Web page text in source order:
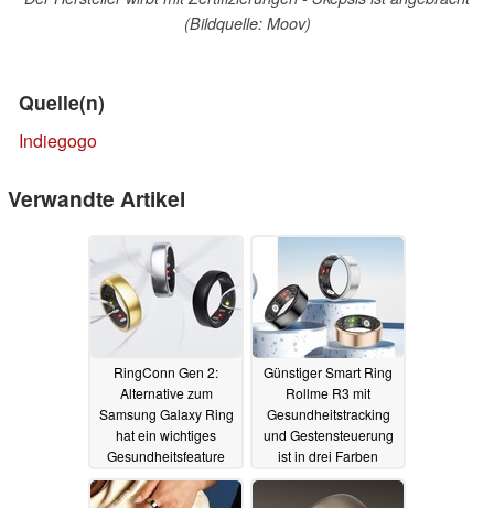
(Bildquelle: Moov)
Quelle(n)
Indiegogo
Verwandte Artikel
RingConn Gen 2:
Alternative zum
Samsung Galaxy Ring
hat ein wichtiges
Gesundheitsfeature
und startet für weniger
als den halben Preis
Günstiger Smart Ring
Rollme R3 mit
Gesundheitstracking
und Gestensteuerung
ist in drei Farben
erhältlich28.07.2024